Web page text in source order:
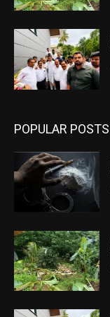
POPULAR POSTS